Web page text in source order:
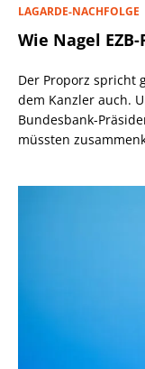
LAGARDE-NACHFOLGE
Wie Nagel
Der Proporz spricht
dem Kanzler auch.
Bundesbank-
müssten